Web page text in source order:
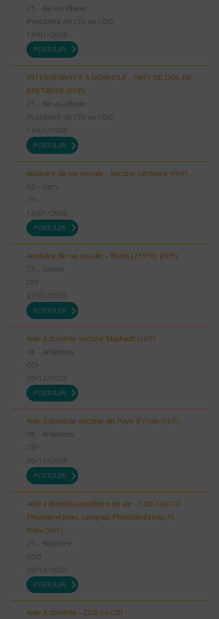
35 - Ille-et-Vilaine
Possibilité de CDI ou CDD
14/01/2026
POSTULER
INTERVENANT.E A DOMICILE - PAYS DE DOL DE
BRETAGNE (H/F)
35 - Ille-et-Vilaine
Possibilité de CDI ou CDD
14/01/2026
POSTULER
Auxiliaire de vie sociale - secteur Lectoure (H/F)
32 - Gers
CDI
13/01/2026
POSTULER
Auxiliaire de vie sociale - Bozel (73350) (H/F)
73 - Savoie
CDI
07/01/2026
POSTULER
Aide à domicile secteur Machault (H/F)
08 - Ardennes
CDI
30/12/2025
POSTULER
Aide à domicile secteur de Pays d'Yvois (H/F)
08 - Ardennes
CDI
26/12/2025
POSTULER
Aide à domicile/auxilliaire de vie - CDD OU CDI -
Ploudalmézeau, Lampaul-Ploudalmézeau, St
Pabu (H/F)
29 - Finistère
CDD
26/12/2025
POSTULER
Aide à domicile - CDD ou CDI -